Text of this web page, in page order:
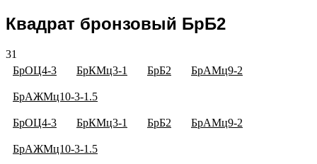
Квадрат бронзовый БрБ2
31
БрОЦ4-3
БрКМц3-1 БрБ2 БрАМц9-2
БрАЖМц10-3-1.5
БрОЦ4-3 БрКМц3-1 БрБ2 БрАМц9-2
БрАЖМц10-3-1.5